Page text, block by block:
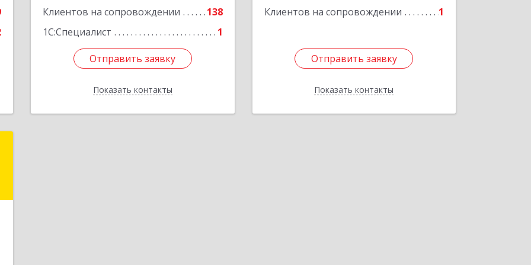
Клиентов на сопровождении
138
1С:Специалист
1
Отправить заявку
Показать контакты
Отправить заявку
Назад
Клиентов на сопровождении 1
Отправить заявку
Показать контакты
Отправить заявку
Назад